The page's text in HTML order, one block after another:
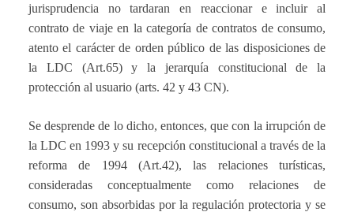
jurisprudencia no tardaran en reaccionar e incluir al
contrato de viaje en la categoría de contratos de consumo,
atento el carácter de orden público de las disposiciones de
la LDC (Art.65) y la jerarquía constitucional de la
protección al usuario (arts. 42 y 43 CN).
Se desprende de lo dicho, entonces, que con la irrupción de
la LDC en 1993 y su recepción constitucional a través de la
reforma de 1994 (Art.42), las relaciones turísticas,
consideradas conceptualmente como relaciones de
consumo, son absorbidas por la regulación protectoria y se